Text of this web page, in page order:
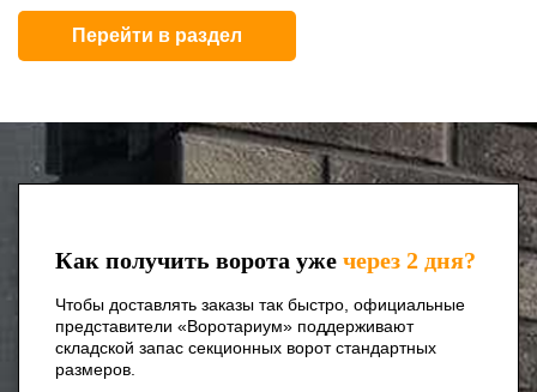
Перейти в раздел
Как получить ворота уже через 2 дня?
Чтобы доставлять заказы так быстро, официальные
представители «Воротариум» поддерживают
складской запас секционных ворот стандартных
размеров.